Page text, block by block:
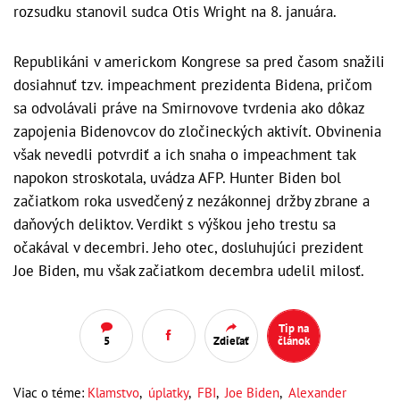
rozsudku stanovil sudca Otis Wright na 8. januára.
Republikáni v americkom Kongrese sa pred časom snažili
dosiahnuť tzv. impeachment prezidenta Bidena, pričom
sa odvolávali práve na Smirnovove tvrdenia ako dôkaz
zapojenia Bidenovcov do zločineckých aktivít. Obvinenia
však nevedli potvrdiť a ich snaha o impeachment tak
napokon stroskotala, uvádza AFP. Hunter Biden bol
začiatkom roka usvedčený z nezákonnej držby zbrane a
daňových deliktov. Verdikt s výškou jeho trestu sa
očakával v decembri. Jeho otec, dosluhujúci prezident
Joe Biden, mu však začiatkom decembra udelil milosť.
5 Zdieľať
Tip na
článok
Viac o téme: Klamstvo, úplatky, FBI, Joe Biden, Alexander